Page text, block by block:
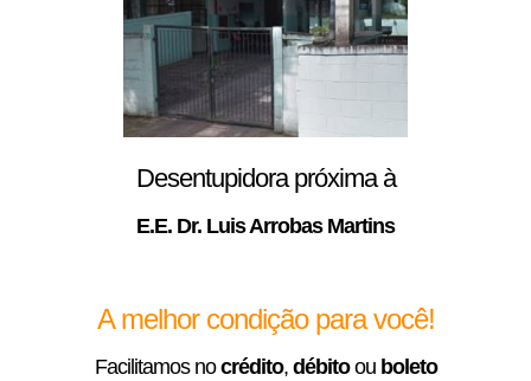
Desentupidora próxima à
E.E. Dr. Luis Arrobas Martins
A melhor condição para você!
Facilitamos nocrédito, débitoou boleto